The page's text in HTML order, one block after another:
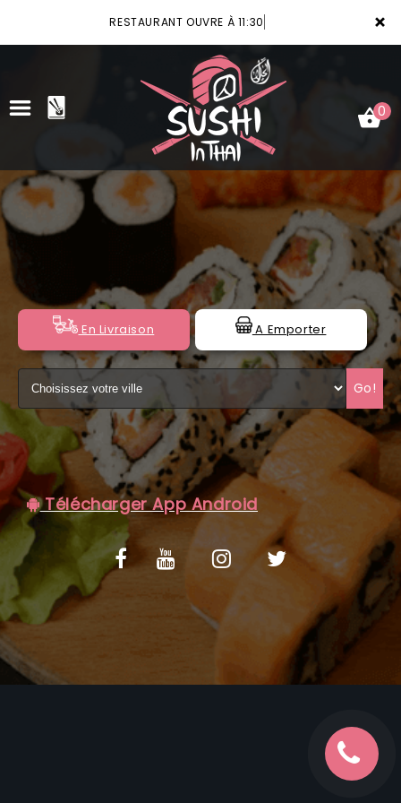
×
RESTAURANT OUVRE À 11:30
ACCUEIL
VOTRE COMPTE
NOTRE RESTAURANT
VOS AVIS
MENTIONS LÉGALES
C.G.V
0
En Livraison A Emporter
Go!
Télécharger App Android